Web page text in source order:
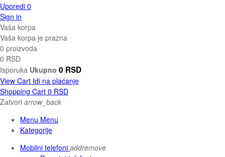
Uporedi 0
Sign in
Vaša korpa
Vaša korpa je prazna
0 proizvoda
0 RSD
Isporuka Ukupno 0 RSD
View Cart Idi na plaćanje
Shopping Cart 0 RSD
Zatvori arrow_back
Menu Menu
Kategorije
Mobilni telefoni addremove